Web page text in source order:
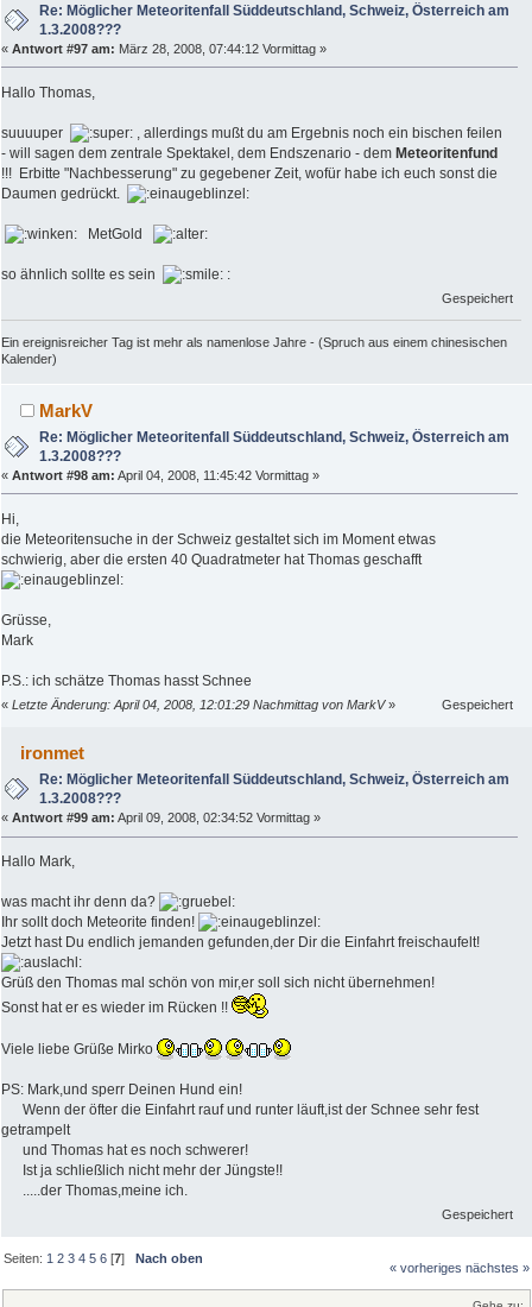
Re: Möglicher Meteoritenfall Süddeutschland, Schweiz, Österreich am
1.3.2008???
« Antwort #97 am: März 28, 2008, 07:44:12 Vormittag »
Hallo Thomas,
suuuuper
, allerdings mußt du am Ergebnis noch ein bischen feilen
- will sagen dem zentrale Spektakel, dem Endszenario - dem Meteoritenfund
!!! Erbitte "Nachbesserung" zu gegebener Zeit, wofür habe ich euch sonst die
Daumen gedrückt.
MetGold
so ähnlich sollte es sein :
Gespeichert
Ein ereignisreicher Tag ist mehr als namenlose Jahre - (Spruch aus einem chinesischen
Kalender)
MarkV
Re: Möglicher Meteoritenfall Süddeutschland, Schweiz, Österreich am
1.3.2008???
« Antwort #98 am: April 04, 2008, 11:45:42 Vormittag »
Hi,
die Meteoritensuche in der Schweiz gestaltet sich im Moment etwas
schwierig, aber die ersten 40 Quadratmeter hat Thomas geschafft
Grüsse,
Mark
P.S.: ich schätze Thomas hasst Schnee
« Letzte Änderung: April 04, 2008, 12:01:29 Nachmittag von MarkV» Gespeichert
ironmet
Re: Möglicher Meteoritenfall Süddeutschland, Schweiz, Österreich am
1.3.2008???
« Antwort #99 am: April 09, 2008, 02:34:52 Vormittag »
Hallo Mark,
was macht ihr denn da?
Ihr sollt doch Meteorite finden!
Jetzt hast Du endlich jemanden gefunden,der Dir die Einfahrt freischaufelt!
Grüß den Thomas mal schön von mir,er soll sich nicht übernehmen!
Sonst hat er es wieder im Rücken !!
Viele liebe Grüße Mirko
PS: Mark,und sperr Deinen Hund ein!
Wenn der öfter die Einfahrt rauf und runter läuft,ist der Schnee sehr fest
getrampelt
und Thomas hat es noch schwerer!
Ist ja schließlich nicht mehr der Jüngste!!
.....der Thomas,meine ich.
Gespeichert
Seiten: 1 2 3 4 5 6 [7] Nach oben
« vorheriges nächstes »